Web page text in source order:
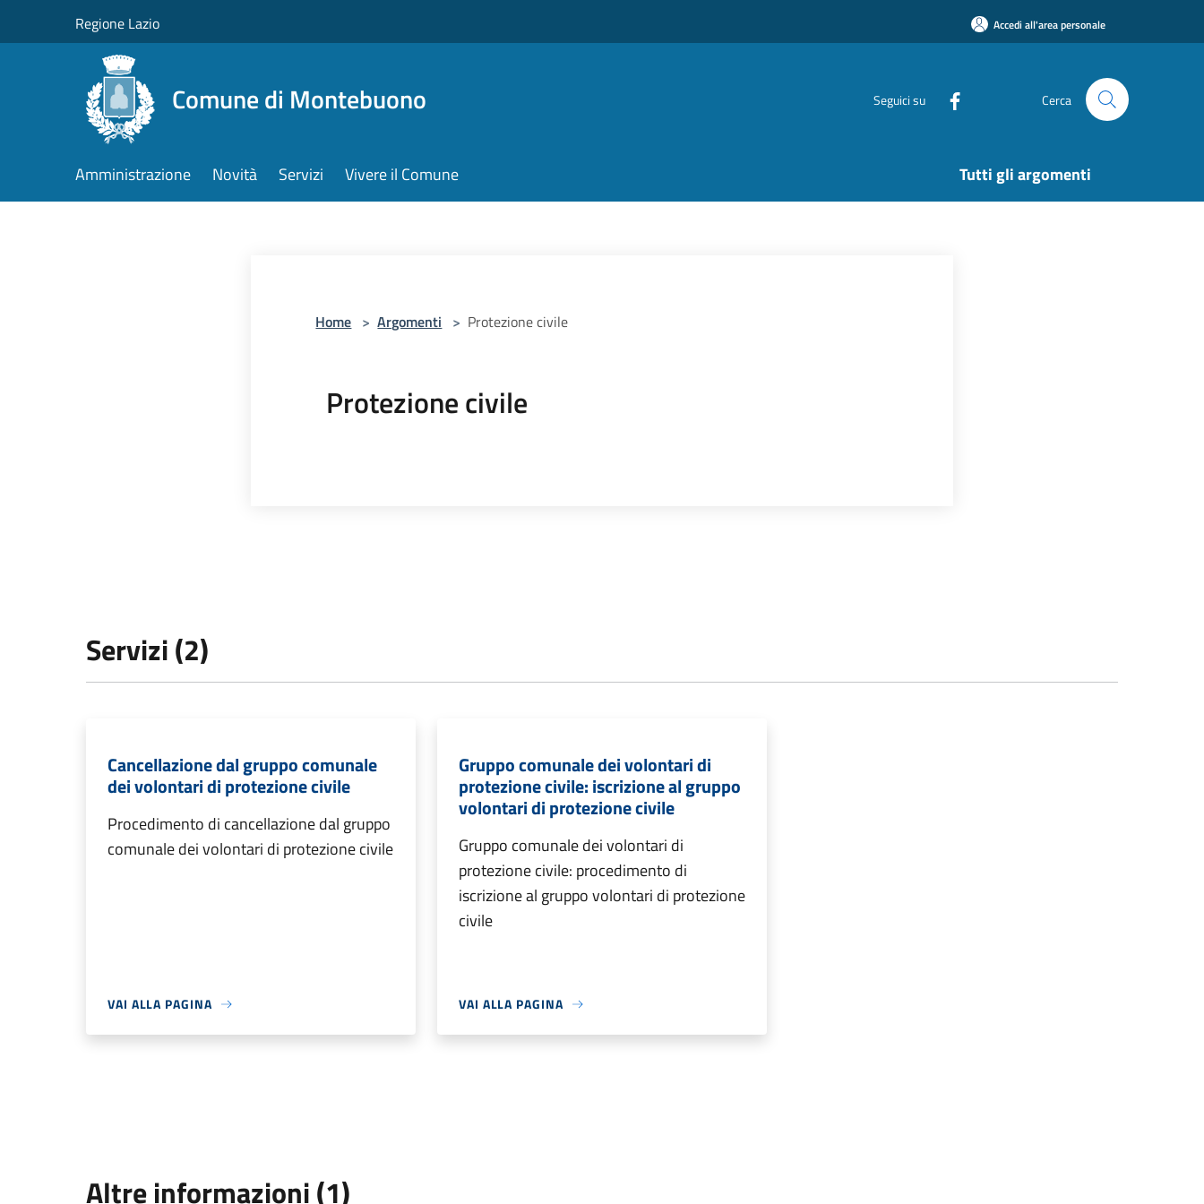
Regione Lazio Accedi all'area personale
Comune di Montebuono Seguici su Cerca
Amministrazione Novità Servizi Vivere il Comune Tutti gli argomenti
Home > Argomenti > Protezione civile
Protezione civile
Servizi (2)
Cancellazione dal gruppo comunale
dei volontari di protezione civile
Procedimento di cancellazione dal gruppo
comunale dei volontari di protezione civile
VAI ALLA PAGINA
Gruppo comunale dei volontari di
protezione civile: iscrizione al gruppo
volontari di protezione civile
Gruppo comunale dei volontari di
protezione civile: procedimento di
iscrizione al gruppo volontari di protezione
civile
VAI ALLA PAGINA
Altre informazioni (1)